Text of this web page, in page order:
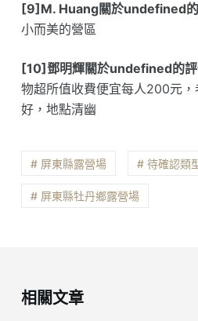
[9]M. Huang關於undefined的
小而美的營區
[10]鄧明輝關於undefined的評
物超所值收費便宜每人200元
好，地點清幽
# 屏東縣露營場 # 待確認類
# 屏東縣牡丹鄉露營場
相關文章